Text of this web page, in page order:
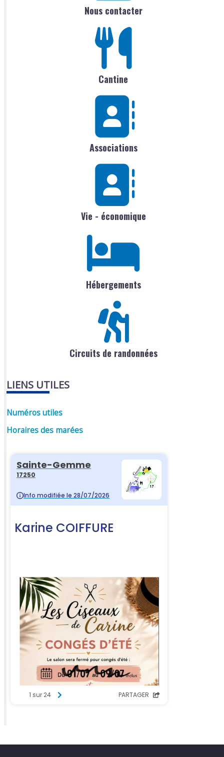
Nous contacter
Cantine
Associations
Vie - économique
Hébergements
Circuits de randonnées
LIENS UTILES
Numéros utiles
Horaires des marées